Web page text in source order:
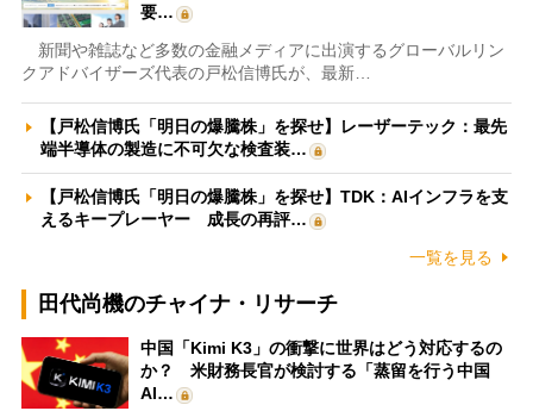
要…
新聞や雑誌など多数の金融メディアに出演するグローバルリン
クアドバイザーズ代表の戸松信博氏が、最新…
【戸松信博氏「明日の爆騰株」を探せ】レーザーテック：最先
端半導体の製造に不可欠な検査装…
【戸松信博氏「明日の爆騰株」を探せ】TDK：AIインフラを支
えるキープレーヤー 成長の再評…
一覧を見る
田代尚機のチャイナ・リサーチ
中国「Kimi K3」の衝撃に世界はどう対応するの
か？ 米財務長官が検討する「蒸留を行う中国
AI…